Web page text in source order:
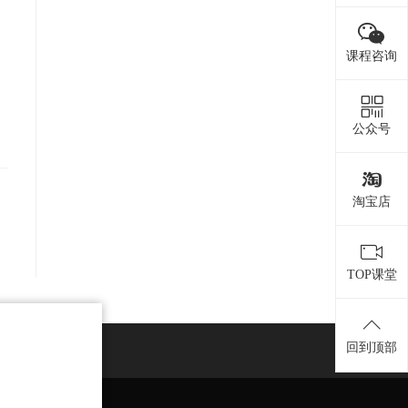
课程咨询
公众号
淘宝店
TOP课堂
回到顶部